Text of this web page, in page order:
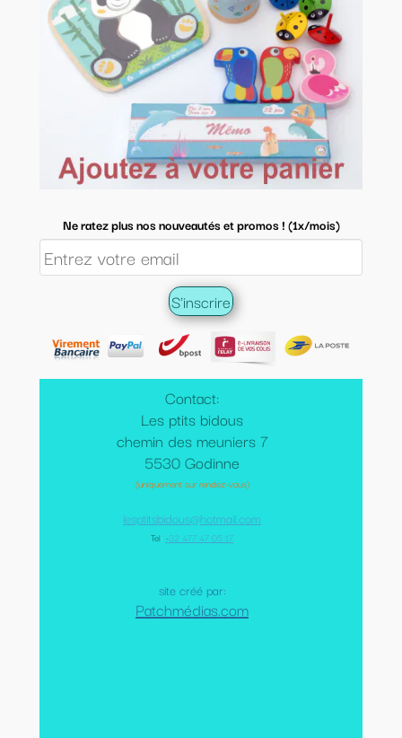
Contact:
Les ptits bidous
chemin des meuniers 7
5530 Godinne
(uniquement sur rendez-vous)
lesptitsbidous@hotmail.com
Tel: +32 477 47 05 17
site créé par:
Patchmédias.com
Ne ratez plus nos nouveautés et promos ! (1x/mois)